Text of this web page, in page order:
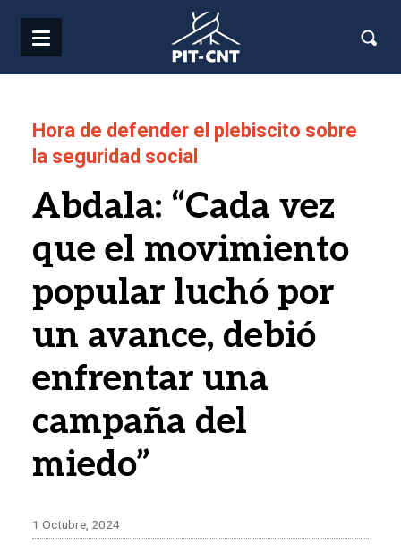
Hora de defender el plebiscito sobre
la seguridad social
Abdala: “Cada vez
que el movimiento
popular luchó por
un avance, debió
enfrentar una
campaña del
miedo”
1 Octubre, 2024